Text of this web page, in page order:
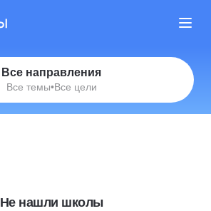
Все направления
Все темы•Все цели
Не нашли школы